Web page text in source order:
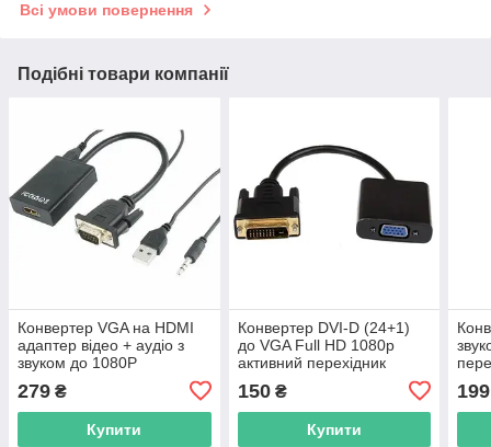
Всі умови повернення
Подібні товари компанії
Конвертер VGA на HDMI
адаптер відео + аудіо з
звуком до 1080P
279 ₴
Купити
Конвертер DVI-D (24+1)
до VGA Full HD 1080p
активний перехідник
для підключення монітора
від відеокарти
150₴
Купити
199